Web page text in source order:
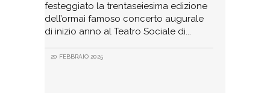
festeggiato la trentaseiesima edizione
dell’ormai famoso concerto augurale
di inizio anno al Teatro Sociale di
20 FEBBRAIO 2025